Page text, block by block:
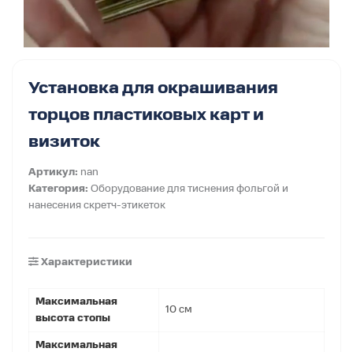
Установка для окрашивания
торцов пластиковых карт и
визиток
Артикул: nan
Категория: Оборудование для тиснения фольгой и
нанесения скретч-этикеток
Характеристики
Максимальная
высота стопы
10 см
Максимальная